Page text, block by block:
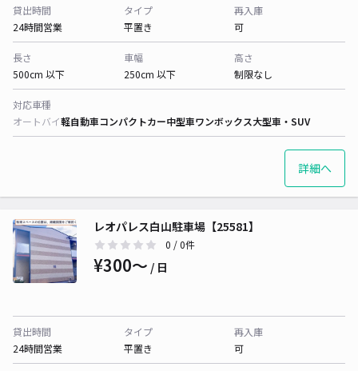
貸出時間
24時間営業
タイプ
平置き
再入庫
可
長さ
500cm 以下
車幅
250cm 以下
高さ
制限なし
対応車種
オートバイ軽自動車コンパクトカー中型車ワンボックス大型車・SUV
詳細へ
レオパレス白山駐車場【25581】
0 / 0件
¥300〜 / 日
貸出時間
24時間営業
タイプ
平置き
再入庫
可